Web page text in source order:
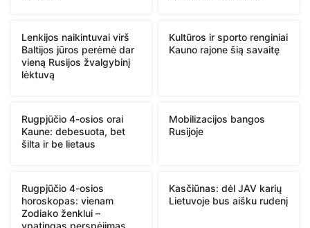
Lenkijos naikintuvai virš
Baltijos jūros perėmė dar
vieną Rusijos žvalgybinį
lėktuvą
Kultūros ir sporto renginiai
Kauno rajone šią savaitę
Rugpjūčio 4-osios orai
Kaune: debesuota, bet
šilta ir be lietaus
Mobilizacijos bangos
Rusijoje
Rugpjūčio 4-osios
horoskopas: vienam
Zodiako ženklui –
Kasčiūnas: dėl JAV karių
Lietuvoje bus aišku rudenį